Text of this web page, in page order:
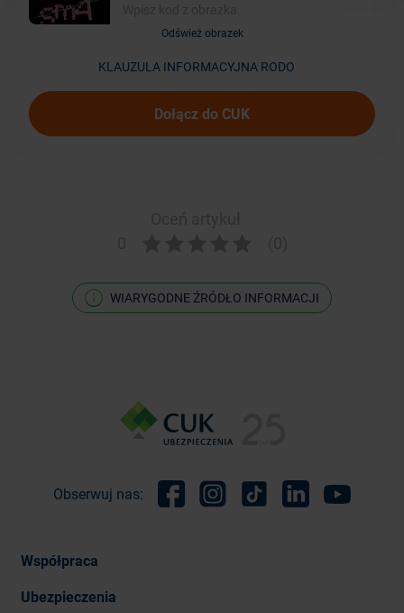
Odśwież obrazek
KLAUZULA INFORMACYJNA RODO
Dołącz do CUK
WIARYGODNE ŹRÓDŁO INFORMACJI
Obserwuj nas:
Współpraca
Ubezpieczenia